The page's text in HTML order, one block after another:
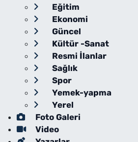
Eğitim
Ekonomi
Güncel
Kültür -Sanat
Resmi İlanlar
Sağlık
Spor
Yemek-yapma
Yerel
Foto Galeri
Video